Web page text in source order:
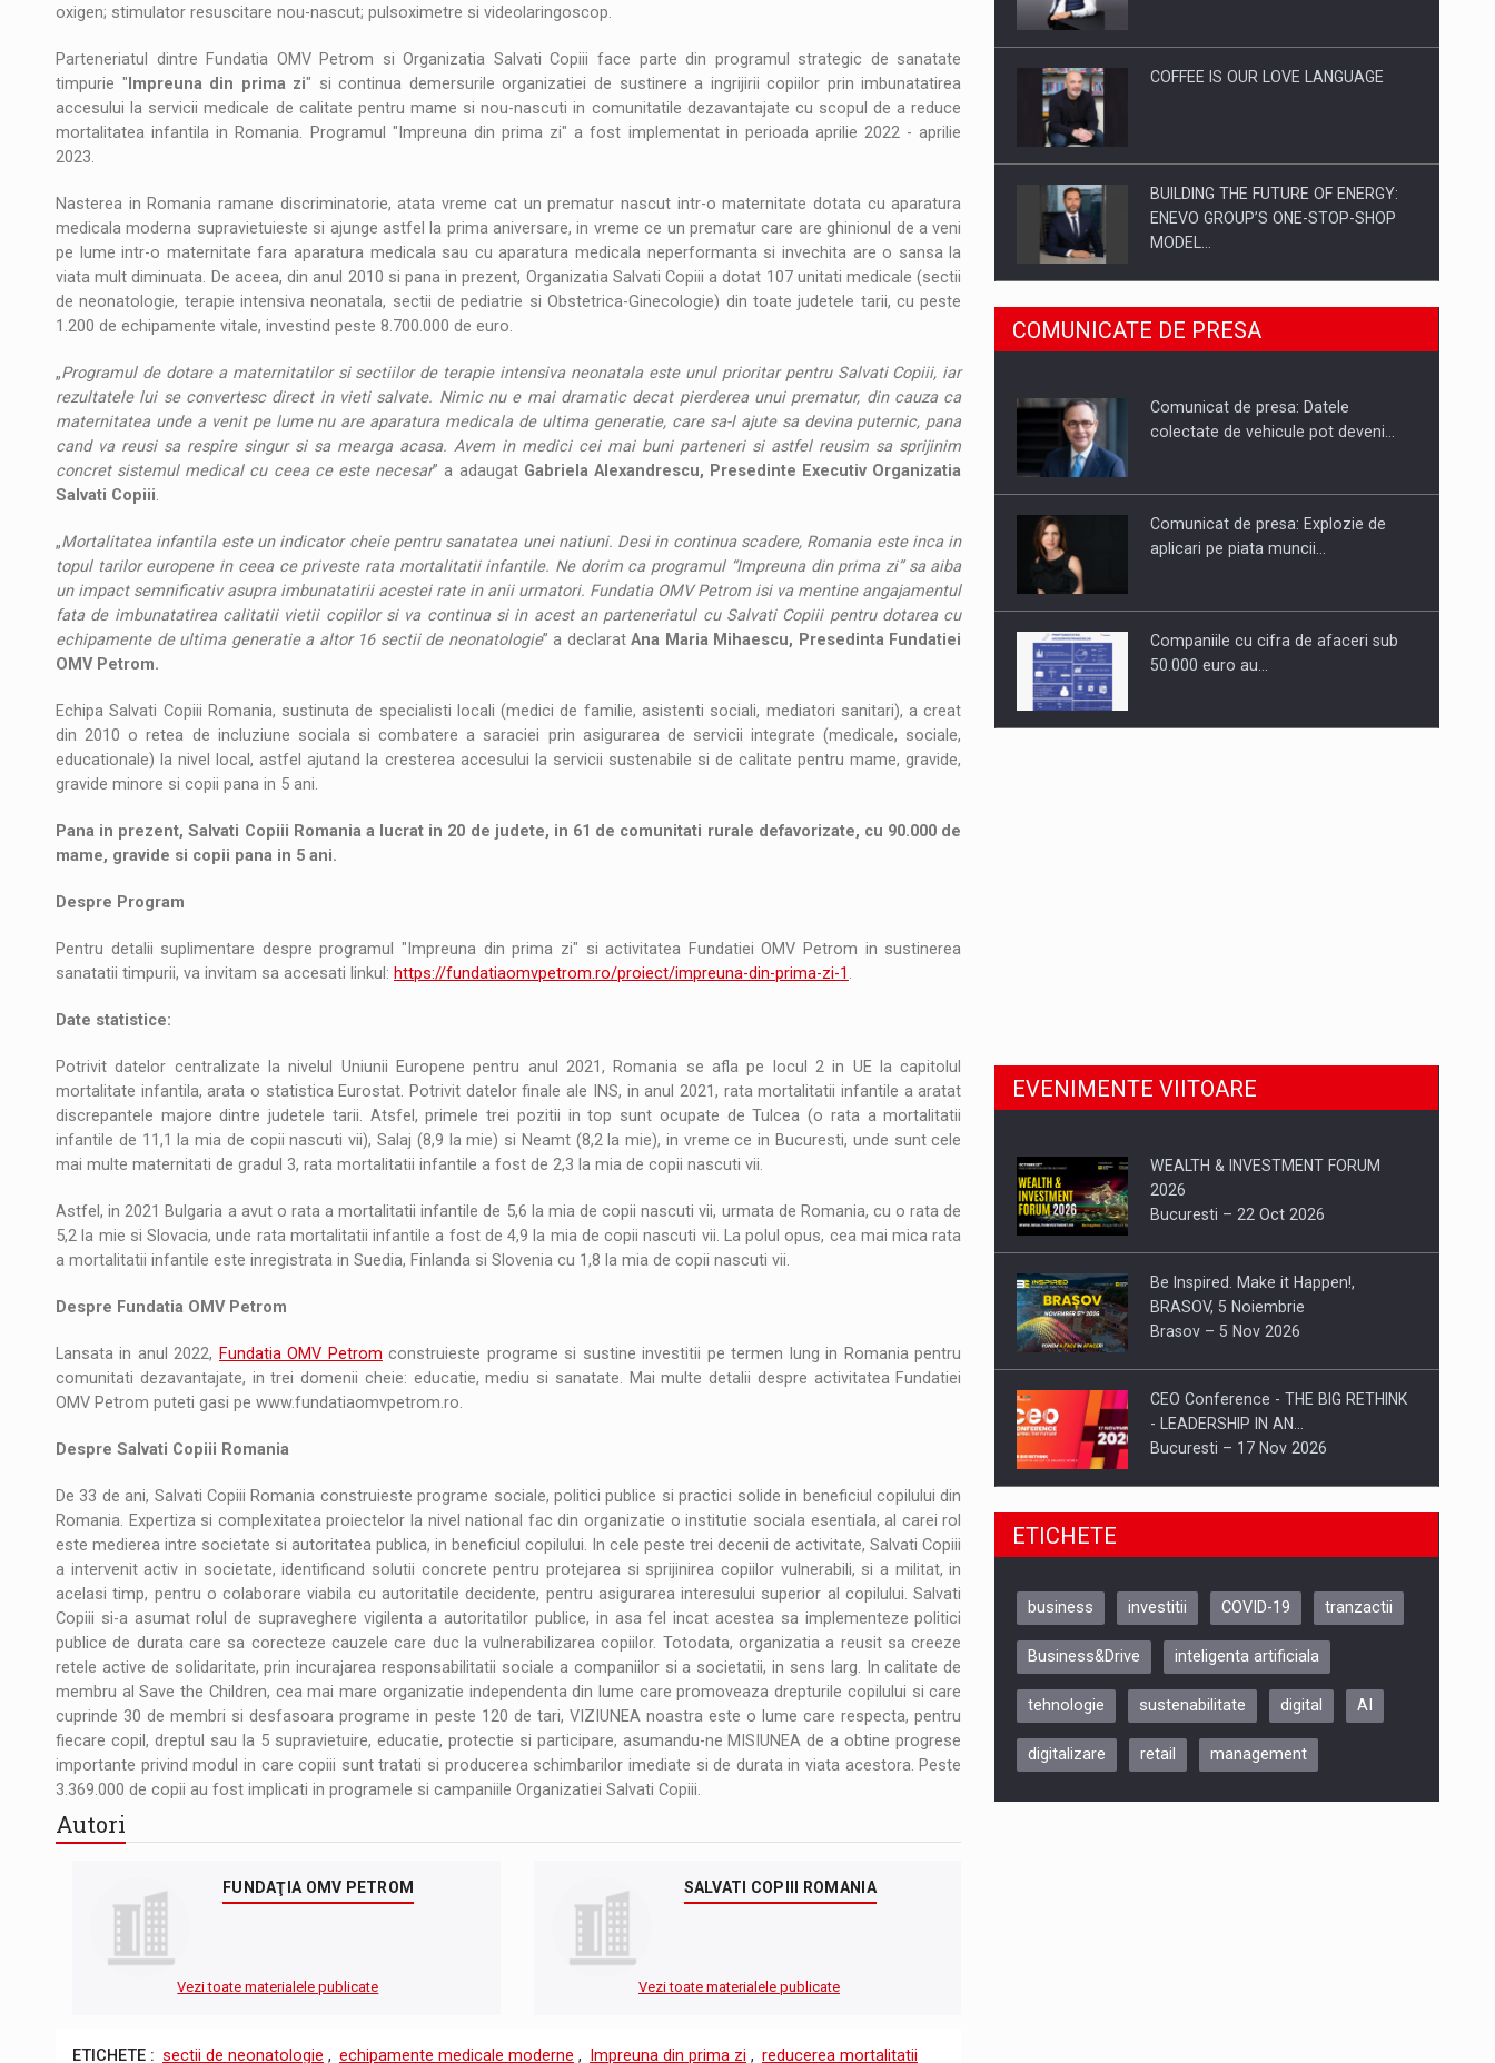
oxigen; stimulator resuscitare nou-nascut; pulsoximetre si videolaringoscop.
Parteneriatul dintre Fundatia OMV Petrom si Organizatia Salvati Copiii face parte din programul strategic de sanatate
timpurie " Impreuna din prima zi" si continua demersurile organizatiei de sustinere a ingrijirii copiilor prin imbunatatirea
accesului la servicii medicale de calitate pentru mame si nou-nascuti in comunitatile dezavantajate cu scopul de a reduce
mortalitatea infantila in Romania. Programul "Impreuna din prima zi" a fost implementat in perioada aprilie 2022 - aprilie
2023.
Nasterea in Romania ramane discriminatorie, atata vreme cat un prematur nascut intr-o maternitate dotata cu aparatura
medicala moderna supravietuieste si ajunge astfel la prima aniversare, in vreme ce un prematur care are ghinionul de a veni
pe lume intr-o maternitate fara aparatura medicala sau cu aparatura medicala neperformanta si invechita are o sansa la
viata mult diminuata. De aceea, din anul 2010 si pana in prezent, Organizatia Salvati Copiii a dotat 107 unitati medicale (sectii
de neonatologie, terapie intensiva neonatala, sectii de pediatrie si Obstetrica-Ginecologie) din toate judetele tarii, cu peste
1.200 de echipamente vitale, investind peste 8.700.000 de euro.
„Programul de dotare a maternitatilor si sectiilor de terapie intensiva neonatala este unul prioritar pentru Salvati Copiii, iar
rezultatele lui se convertesc direct in vieti salvate. Nimic nu e mai dramatic decat pierderea unui prematur, din cauza ca
maternitatea unde a venit pe lume nu are aparatura medicala de ultima generatie, care sa-l ajute sa devina puternic, pana
cand va reusi sa respire singur si sa mearga acasa. Avem in medici cei mai buni parteneri si astfel reusim sa sprijinim
concret sistemul medical cu ceea ce este necesar” a adaugat Gabriela Alexandrescu, Presedinte Executiv Organizatia
Salvati Copiii.
„Mortalitatea infantila este un indicator cheie pentru sanatatea unei natiuni. Desi in continua scadere, Romania este inca in
topul tarilor europene in ceea ce priveste rata mortalitatii infantile. Ne dorim ca programul “Impreuna din prima zi” sa aiba
un impact semnificativ asupra imbunatatirii acestei rate in anii urmatori. Fundatia OMV Petrom isi va mentine angajamentul
fata de imbunatatirea calitatii vietii copiilor si va continua si in acest an parteneriatul cu Salvati Copiii pentru dotarea cu
echipamente de ultima generatie a altor 16 sectii de neonatologie” a declaratAna Maria Mihaescu, Presedinta Fundatiei
OMV Petrom.
Echipa Salvati Copiii Romania, sustinuta de specialisti locali (medici de familie, asistenti sociali, mediatori sanitari), a creat
din 2010 o retea de incluziune sociala si combatere a saraciei prin asigurarea de servicii integrate (medicale, sociale,
educationale) la nivel local, astfel ajutand la cresterea accesului la servicii sustenabile si de calitate pentru mame, gravide,
gravide minore si copii pana in 5 ani.
Pana in prezent, Salvati Copiii Romania a lucrat in 20 de judete, in 61 de comunitati rurale defavorizate, cu 90.000 de
mame, gravide si copii pana in 5 ani.
Despre Program
Pentru detalii suplimentare despre programul "Impreuna din prima zi" si activitatea Fundatiei OMV Petrom in sustinerea
sanatatii timpurii, va invitam sa accesati linkul: https://fundatiaomvpetrom.ro/proiect/impreuna-din-prima-zi-1 .
Date statistice:
Potrivit datelor centralizate la nivelul Uniunii Europene pentru anul 2021, Romania se afla pe locul 2 in UE la capitolul
mortalitate infantila, arata o statistica Eurostat. Potrivit datelor finale ale INS, in anul 2021, rata mortalitatii infantile a aratat
discrepantele majore dintre judetele tarii. Atsfel, primele trei pozitii in top sunt ocupate de Tulcea (o rata a mortalitatii
infantile de 11,1 la mia de copii nascuti vii), Salaj (8,9 la mie) si Neamt (8,2 la mie), in vreme ce in Bucuresti, unde sunt cele
mai multe maternitati de gradul 3, rata mortalitatii infantile a fost de 2,3 la mia de copii nascuti vii.
Astfel, in 2021 Bulgaria a avut o rata a mortalitatii infantile de 5,6 la mia de copii nascuti vii, urmata de Romania, cu o rata de
5,2 la mie si Slovacia, unde rata mortalitatii infantile a fost de 4,9 la mia de copii nascuti vii. La polul opus, cea mai mica rata
a mortalitatii infantile este inregistrata in Suedia, Finlanda si Slovenia cu 1,8 la mia de copii nascuti vii.
Despre Fundatia OMV Petrom
Lansata in anul 2022, Fundatia OMV Petrom construieste programe si sustine investitii pe termen lung in Romania pentru
comunitati dezavantajate, in trei domenii cheie: educatie, mediu si sanatate. Mai multe detalii despre activitatea Fundatiei
OMV Petrom puteti gasi pe www.fundatiaomvpetrom.ro.
Despre Salvati Copiii Romania
De 33 de ani, Salvati Copiii Romania construieste programe sociale, politici publice si practici solide in beneficiul copilului din
Romania. Expertiza si complexitatea proiectelor la nivel national fac din organizatie o institutie sociala esentiala, al carei rol
este medierea intre societate si autoritatea publica, in beneficiul copilului. In cele peste trei decenii de activitate, Salvati Copiii
a intervenit activ in societate, identificand solutii concrete pentru protejarea si sprijinirea copiilor vulnerabili, si a militat, in
acelasi timp, pentru o colaborare viabila cu autoritatile decidente, pentru asigurarea interesului superior al copilului. Salvati
Copiii si-a asumat rolul de supraveghere vigilenta a autoritatilor publice, in asa fel incat acestea sa implementeze politici
publice de durata care sa corecteze cauzele care duc la vulnerabilizarea copiilor. Totodata, organizatia a reusit sa creeze
retele active de solidaritate, prin incurajarea responsabilitatii sociale a companiilor si a societatii, in sens larg. In calitate de
membru al Save the Children, cea mai mare organizatie independenta din lume care promoveaza drepturile copilului si care
cuprinde 30 de membri si desfasoara programe in peste 120 de tari, VIZIUNEA noastra este o lume care respecta, pentru
fiecare copil, dreptul sau la 5 supravietuire, educatie, protectie si participare, asumandu-ne MISIUNEA de a obtine progrese
importante privind modul in care copiii sunt tratati si producerea schimbarilor imediate si de durata in viata acestora. Peste
3.369.000 de copii au fost implicati in programele si campaniile Organizatiei Salvati Copiii.
Autori
FUNDAŢIA OMV PETROM
Vezi toate materialele publicate
SALVATI COPIII ROMANIA
Vezi toate materialele publicate
ETICHETE : sectii de neonatologie , echipamente medicale moderne , Impreuna din prima zi , reducerea mortalitatii
COFFEE IS OUR LOVE LANGUAGE
BUILDING THE FUTURE OF ENERGY:
ENEVO GROUP’S ONE-STOP-SHOP
MODEL…
ROOTED IN ROMANIA, BUILT TO
DELIVER TECHNOLOGY FOR THE…
PUTTING ROMANIAN CORPORATE
COMUNICATE DE PRESA
Comunicat de presa: Datele
colectate de vehicule pot deveni…
Comunicat de presa: Explozie de
aplicari pe piata muncii…
Companiile cu cifra de afaceri sub
50.000 euro au…
EVENIMENTE VIITOARE
WEALTH & INVESTMENT FORUM
2026
Bucuresti – 22 Oct 2026
Be Inspired. Make it Happen!,
BRASOV, 5 Noiembrie
Brasov – 5 Nov 2026
CEO Conference - THE BIG RETHINK
- LEADERSHIP IN AN…
Bucuresti – 17 Nov 2026
Be Inspired. Make it Happen!, CLUJ, 9
ARTEMIS LETO, ORADEA, 8
Oradea – 8 Oct 2026
ETICHETE
business investitii COVID-19 tranzactii
Business&Drive inteligenta artificiala
tehnologie sustenabilitate digital AI
digitalizare retail management